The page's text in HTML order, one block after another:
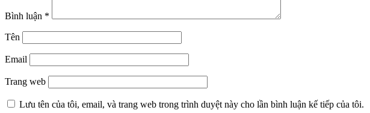
Bình luận *
Tên
Email
Trang web
Lưu tên của tôi, email, và trang web trong trình duyệt này cho lần bình luận kế tiếp của tôi.